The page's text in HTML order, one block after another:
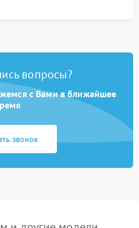
вопросы?
с Вами в ближайшее
звонок